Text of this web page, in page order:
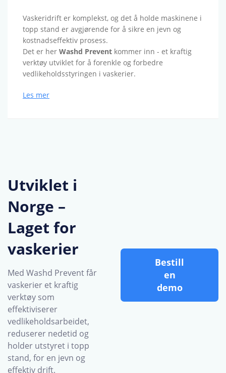
Vaskeridrift er komplekst, og det å holde maskinene i
topp stand er avgjørende for å sikre en jevn og
kostnadseffektiv prosess.
Det er her Washd Prevent kommer inn - et kraftig
verktøy utviklet for å forenkle og forbedre
vedlikeholdsstyringen i vaskerier.
Les mer
Utviklet i
Norge –
Laget for
vaskerier
Med Washd Prevent får
vaskerier et kraftig
verktøy som
effektiviserer
vedlikeholdsarbeidet,
reduserer nedetid og
holder utstyret i topp
stand, for en jevn og
effektiv drift.
Bestill
en
demo